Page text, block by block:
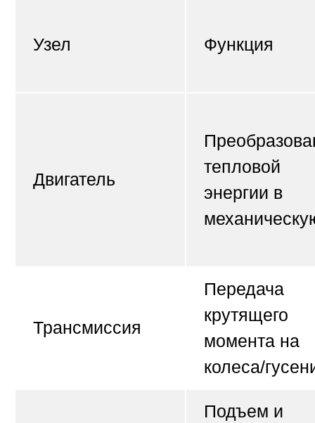
Узел Функция
Двигатель
тепловой
энергии в
Трансмиссия
Передача
крутящего
момента на
колеса/
Подъем и